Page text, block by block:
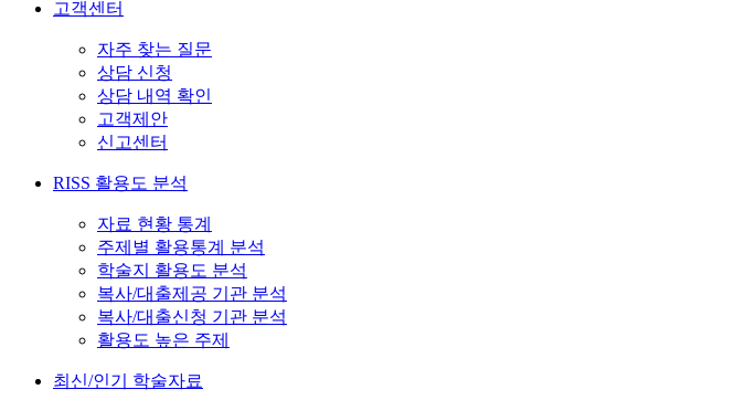
고객센터
자주 찾는 질문
상담 신청
상담 내역 확인
고객제안
신고센터
RISS 활용도 분석
자료 현황 통계
주제별 활용통계 분석
학술지 활용도 분석
복사/대출제공 기관 분석
복사/대출신청 기관 분석
활용도 높은 주제
최신/인기 학술자료